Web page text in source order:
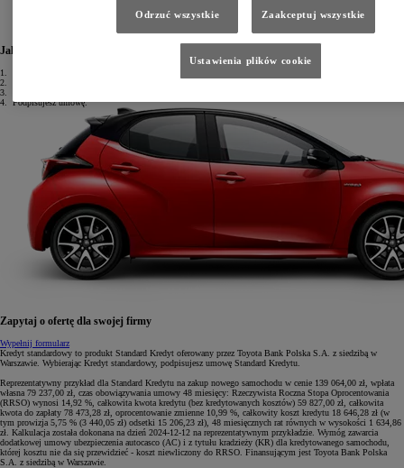
Jak uzyskać Kredyt standardowy?
1.
2.
3.
4.
Podpisujesz umowę.
Zapytaj o ofertę dla swojej firmy
Wypełnij formularz
Kredyt standardowy to produkt Standard Kredyt oferowany przez Toyota Bank Polska S.A. z siedzibą w
Warszawie. Wybierając Kredyt standardowy, podpisujesz umowę Standard Kredytu.
Reprezentatywny przykład dla Standard Kredytu na zakup nowego samochodu w cenie 139 064,00 zł, wpłata
własna 79 237,00 zł, czas obowiązywania umowy 48 miesięcy: Rzeczywista Roczna Stopa Oprocentowania
(RRSO) wynosi 14,92 %, całkowita kwota kredytu (bez kredytowanych kosztów) 59 827,00 zł, całkowita
kwota do zapłaty 78 473,28 zł, oprocentowanie zmienne 10,99 %, całkowity koszt kredytu 18 646,28 zł (w
tym prowizja 5,75 % (3 440,05 zł) odsetki 15 206,23 zł), 48 miesięcznych rat równych w wysokości 1 634,86
zł. Kalkulacja została dokonana na dzień 2024-12-12 na reprezentatywnym przykładzie. Wymóg zawarcia
dodatkowej umowy ubezpieczenia autocasco (AC) i z tytułu kradzieży (KR) dla kredytowanego samochodu,
której kosztu nie da się przewidzieć - koszt niewliczony do RRSO. Finansującym jest Toyota Bank Polska
S.A. z siedzibą w Warszawie.
Odrzuć wszystkie Zaakceptuj wszystkie
Ustawienia plików cookie